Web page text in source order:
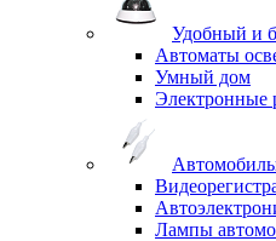
Удобный и
Автоматы
Умный дом
Электронные
Лампы